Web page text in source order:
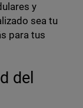
y
sea tu
para tus
del